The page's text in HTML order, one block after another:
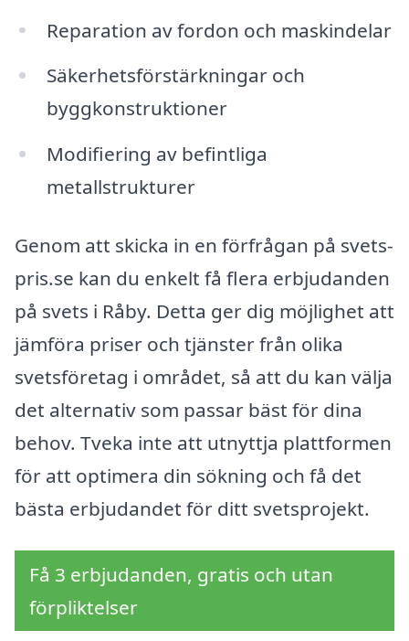
Reparation av fordon och maskindelar
Säkerhetsförstärkningar och
byggkonstruktioner
Modifiering av befintliga
metallstrukturer
Genom att skicka in en förfrågan på svets-
pris.se kan du enkelt få flera erbjudanden
på svets i Råby. Detta ger dig möjlighet att
jämföra priser och tjänster från olika
svetsföretag i området, så att du kan välja
det alternativ som passar bäst för dina
behov. Tveka inte att utnyttja plattformen
för att optimera din sökning och få det
bästa erbjudandet för ditt svetsprojekt.
Få 3 erbjudanden, gratis och utan
förpliktelser